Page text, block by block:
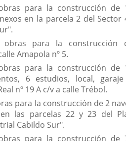
para la construcción de
en la parcela 2 del Sector
obras para la construcción
Amapola nº 5.
para la construcción de
6 estudios, local,
nº 19 A c/v a calle Trébol.
para la construcción de 2
las parcelas 22 y 23 del
Cabildo Sur".
para la construcción de